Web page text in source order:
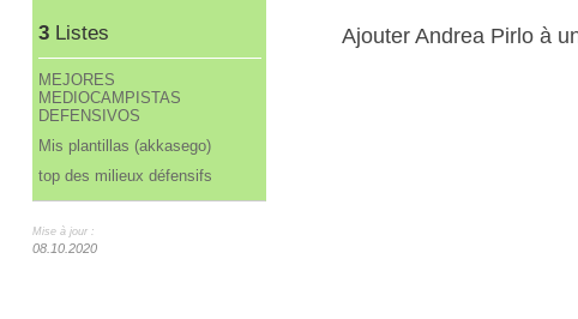
3Listes
MEJORES
MEDIOCAMPISTAS
DEFENSIVOS
Mis plantillas (akkasego)
top des milieux défensifs
Mise à jour :
08.10.2020
Ajouter Andrea Pirlo à